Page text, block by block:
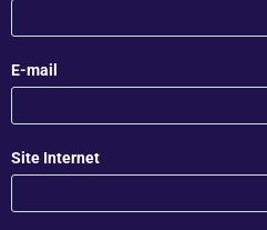
E-mail
Site Internet